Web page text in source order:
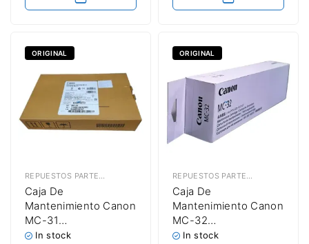
ORIGINAL
REPUESTOS PARTES & PIEZAS CAJAS DE MANTENIMIENTO
Caja De
Mantenimiento Canon
MC-31
imagePROGRAF TM-
In stock
ORIGINAL
REPUESTOS PARTES & PIEZAS
Caja De
Mantenimiento Canon
MC-32
ImagePROGRAF TC-
In stock